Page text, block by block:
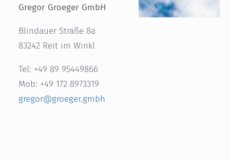
Gregor Groeger GmbH
Blindauer Straße 8a
83242 Reit im Winkl
Tel: +49 89 95449866
Mob: +49 172 8973319
gregor@groeger.gmbh